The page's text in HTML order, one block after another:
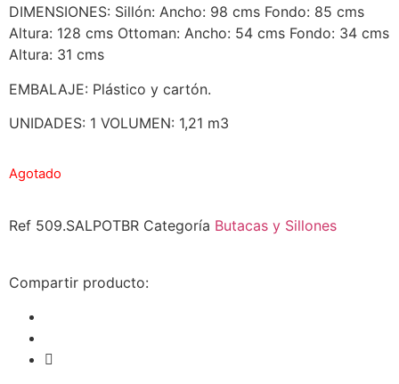
DIMENSIONES: Sillón: Ancho: 98 cms Fondo: 85 cms
Altura: 128 cms Ottoman: Ancho: 54 cms Fondo: 34 cms
Altura: 31 cms
EMBALAJE: Plástico y cartón.
UNIDADES: 1 VOLUMEN: 1,21 m3
Agotado
Ref 509.SALPOTBR Categoría Butacas y Sillones
Compartir producto: